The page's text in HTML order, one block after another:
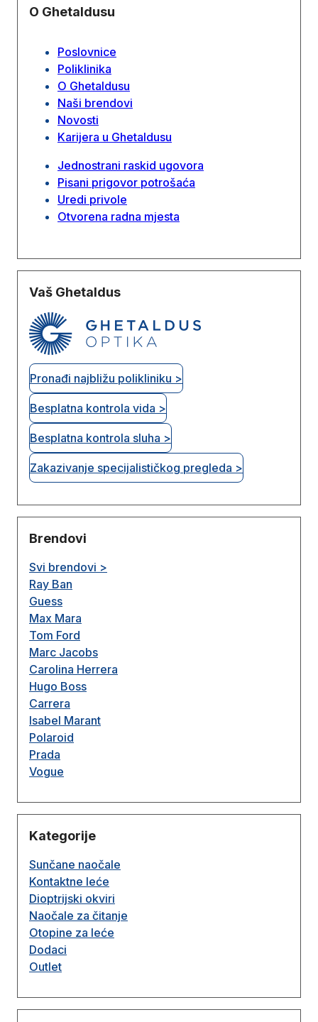
O Ghetaldusu
Poslovnice
Poliklinika
O Ghetaldusu
Naši brendovi
Novosti
Karijera u Ghetaldusu
Jednostrani raskid ugovora
Pisani prigovor potrošaća
Uredi privole
Otvorena radna mjesta
Vaš Ghetaldus
Pronađi najbližu polikliniku >
Besplatna kontrola vida >
Besplatna kontrola sluha >
Zakazivanje specijalističkog pregleda >
Brendovi
Svi brendovi >
Ray Ban
Guess
Max Mara
Tom Ford
Marc Jacobs
Carolina Herrera
Hugo Boss
Carrera
Isabel Marant
Polaroid
Prada
Vogue
Kategorije
Sunčane naočale
Kontaktne leće
Dioptrijski okviri
Naočale za čitanje
Otopine za leće
Dodaci
Outlet